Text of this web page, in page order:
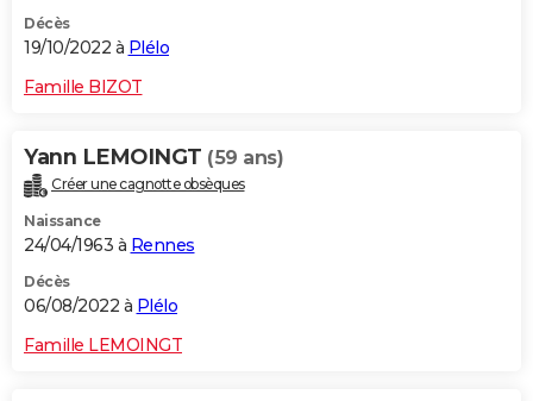
Décès
19/10/2022 à Plélo
Famille BIZOT
Yann LEMOINGT (59 ans)
Créer une cagnotte obsèques
Naissance
24/04/1963 à Rennes
Décès
06/08/2022 à Plélo
Famille LEMOINGT